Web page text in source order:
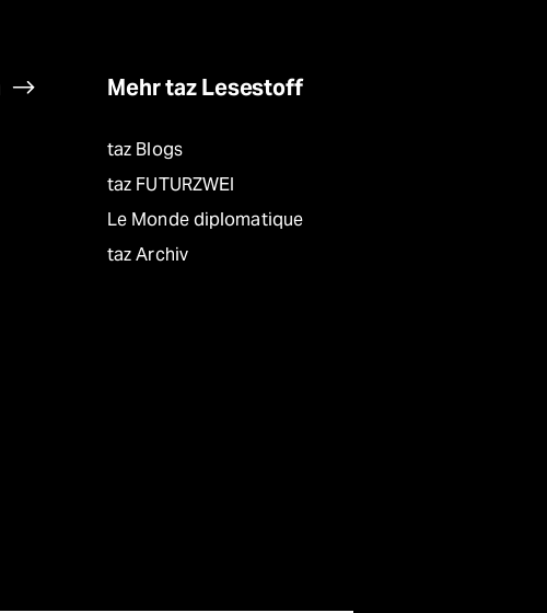
Mehr taz Lesestoff
taz Blogs
taz FUTURZWEI
Le Monde diplomatique
taz Archiv